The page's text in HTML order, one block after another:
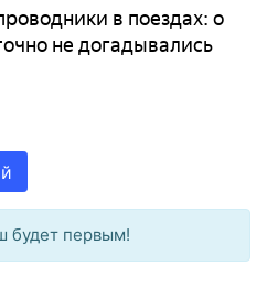
в поездах: о
не догадывались
будет первым!